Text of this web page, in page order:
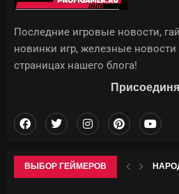
ВЫБОР ГЕЙМЕРОВ
Последние игровые новости,
новинки игр, железные новости
страницах нашего блога!